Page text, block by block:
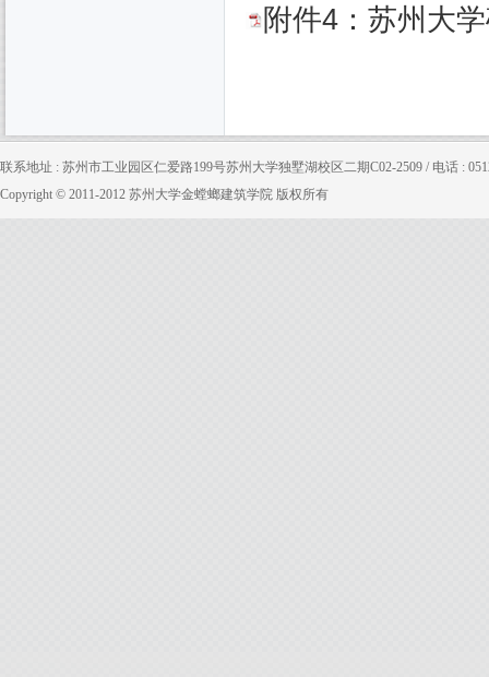
附件4：苏州大
联系地址 : 苏州市工业园区仁爱路199号苏州大学独墅湖校区二期C02-2509 / 电话 :
Copyright © 2011-2012 苏州大学金螳螂建筑学院 版权所有